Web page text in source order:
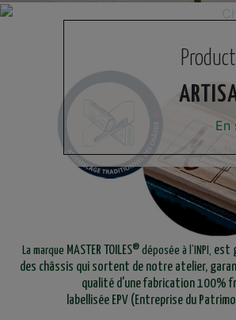
La marque MASTER TOILES® déposée à l’INPI
est
des châssis qui sortent de notre atelier,
qualité d'une fabrication 100%
labellisée EPV (Entreprise du
En